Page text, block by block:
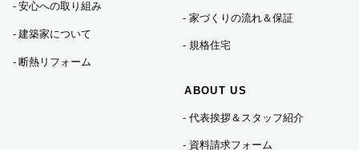
2023年10月 (2)
安心への取り組み
建築家について
断熱リフォーム
家づくりの流れ＆保証
規格住宅
ABOUT US
代表挨拶＆スタッフ紹介
資料請求フォーム